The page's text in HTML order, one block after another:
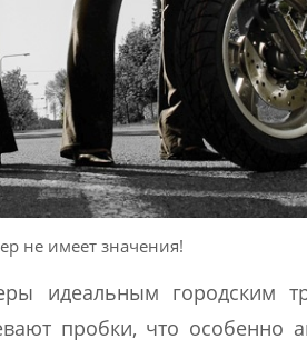
не имеет значения!
идеальным городским
пробки, что особенно